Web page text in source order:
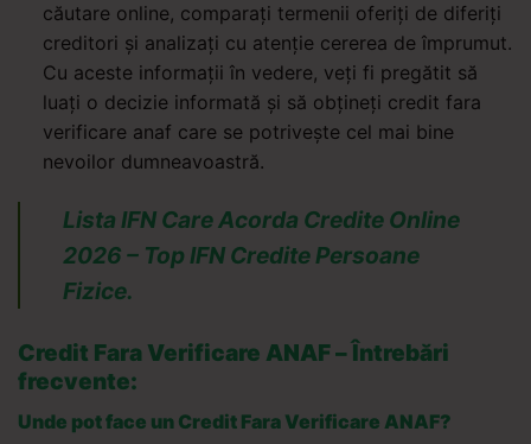
căutare online, comparați termenii oferiți de diferiți
creditori și analizați cu atenție cererea de împrumut.
Cu aceste informații în vedere, veți fi pregătit să
luați o decizie informată și să obțineți credit fara
verificare anaf care se potrivește cel mai bine
nevoilor dumneavoastră.
Lista IFN Care Acorda Credite Online
2026 – Top IFN Credite Persoane
Fizice.
Credit Fara Verificare ANAF – Întrebări
frecvente:
Unde pot face un Credit Fara Verificare ANAF?